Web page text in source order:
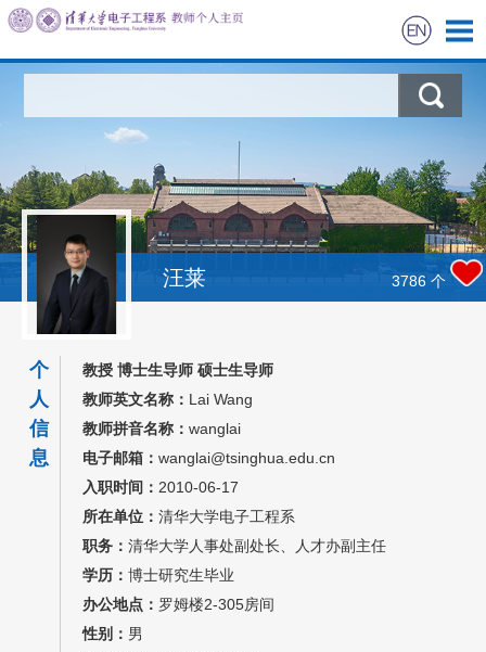
教学研究
曾获荣誉
招生信息
学生信息
我的相册
教师博客
汪莱 3786 个
个
人
信
息
教授 博士生导师 硕士生导师
教师英文名称： Lai Wang
教师拼音名称： wanglai
电子邮箱： wanglai@tsinghua.edu.cn
入职时间： 2010-06-17
所在单位： 清华大学电子工程系
职务： 清华大学人事处副处长、人才办副主任
学历： 博士研究生毕业
办公地点： 罗姆楼2-305房间
性别： 男